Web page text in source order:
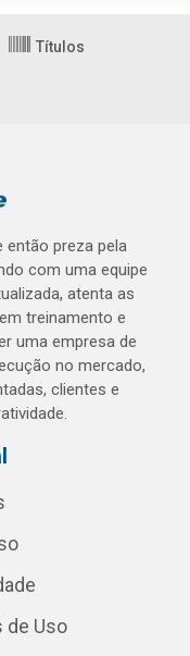
Títulos
então preza pela
com uma equipe
atenta as
treinamento e
uma empresa de
no mercado,
clientes e
de Uso